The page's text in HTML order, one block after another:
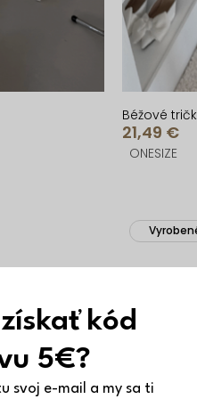
Béžové
21,49 €
ONESIZE
kód
5€?
svoj e-mail a my sa ti